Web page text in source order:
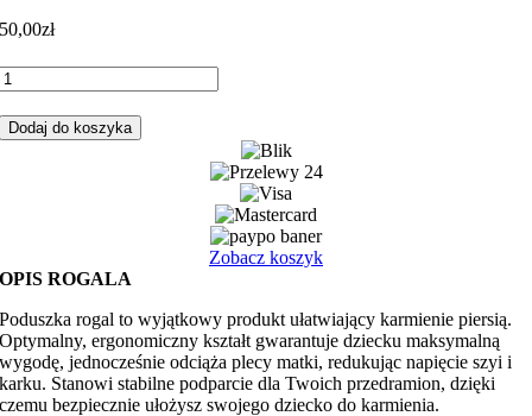
50,00zł
Dodaj do koszyka
Zobacz koszyk
OPIS ROGALA
Poduszka rogal to wyjątkowy produkt ułatwiający karmienie piersią.
Optymalny, ergonomiczny kształt gwarantuje dziecku maksymalną
wygodę, jednocześnie odciąża plecy matki, redukując napięcie szyi i
karku. Stanowi stabilne podparcie dla Twoich przedramion, dzięki
czemu bezpiecznie ułożysz swojego dziecko do karmienia.